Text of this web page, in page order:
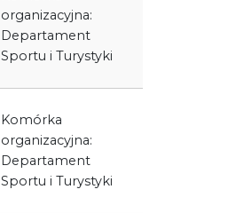
organizacyjna:
Departament
Sportu i Turystyki
Komórka
organizacyjna:
Departament
Sportu i Turystyki